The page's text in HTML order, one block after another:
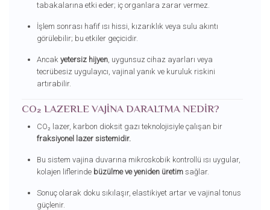
tabakalarına etki eder; iç organlara zarar vermez.
İşlem sonrası hafif ısı hissi, kızarıklık veya sulu akıntı
görülebilir; bu etkiler geçicidir.
Ancak yetersiz hijyen, uygunsuz cihaz ayarları veya
tecrübesiz uygulayıcı, vajinal yanık ve kuruluk riskini
artırabilir.
CO₂ LAZERLE VAJINA DARALTMA NEDIR?
CO₂ lazer, karbon dioksit gazı teknolojisiyle çalışan bir
fraksiyonel lazer sistemidir.
Bu sistem vajina duvarına mikroskobik kontrollü ısı uygular,
kolajen liflerinde büzülme ve yeniden üretimsağlar.
Sonuç olarak doku sıkılaşır, elastikiyet artar ve vajinal tonus
güçlenir.